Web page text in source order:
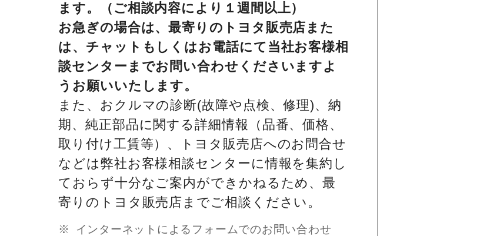
ます。（ご相談内容により１週間以上）
お急ぎの場合は、最寄りのトヨタ販売店また
は、チャットもしくはお電話にて当社お客様相
談センターまでお問い合わせくださいますよ
うお願いいたします。
また、おクルマの診断(故障や点検、修理)、納
期、純正部品に関する詳細情報（品番、価格、
取り付け工賃等）、トヨタ販売店へのお問合せ
などは弊社お客様相談センターに情報を集約し
ておらず十分なご案内ができかねるため、最
寄りのトヨタ販売店までご相談ください。
インターネットによるフォームでのお問い合わせ